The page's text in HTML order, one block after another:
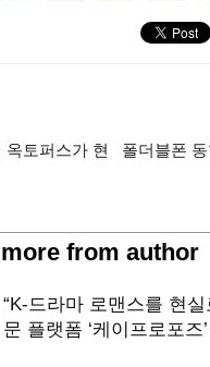
옥토퍼스가 현
폴더블폰
more from author
“K-드라마 로맨스를 현실
문 플랫폼 ‘케이프로포즈